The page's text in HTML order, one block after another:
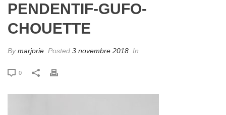
PENDENTIF-GUFO-
CHOUETTE
Bymarjorie Posted 3 novembre 2018 In
0